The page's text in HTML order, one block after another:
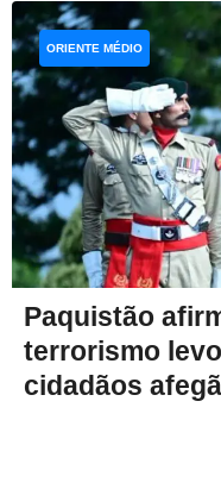
Paquistão
terrorismo
cidadãos
ORIENTE MÉDIO